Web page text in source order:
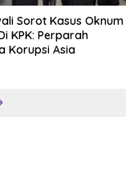
Sorot Kasus Oknum
KPK: Perparah
Korupsi Asia